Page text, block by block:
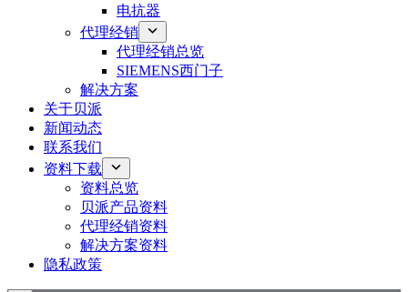
电抗器
代理经销
代理经销总览
SIEMENS西门子
解决方案
关于贝派
新闻动态
联系我们
资料下载
资料总览
贝派产品资料
代理经销资料
解决方案资料
隐私政策